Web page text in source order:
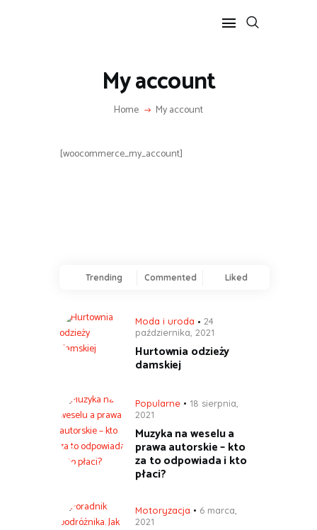
My account
Home My account
POPULARNE
BIZNES I FINANSE
LIFESTYLE
[woocommerce_my_account]
Trending Commented Liked
Moda i uroda
24
października, 2021
Hurtownia odzieży
damskiej
Popularne
18 sierpnia,
2021
Muzyka na weselu a
prawa autorskie – kto
za to odpowiada i kto
płaci?
Motoryzacja
6 marca,
2021